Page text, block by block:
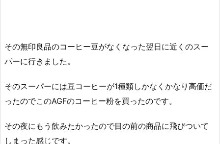
その無印良品のコーヒー豆がなくなった翌日に近くのスー
パーに行きました。
そのスーパーには豆コーヒーが1種類しかなくかなり高価だ
ったのでこのAGFのコーヒー粉を買ったのです。
その夜にもう飲みたかったので目の前の商品に飛びついて
しまった感じです。